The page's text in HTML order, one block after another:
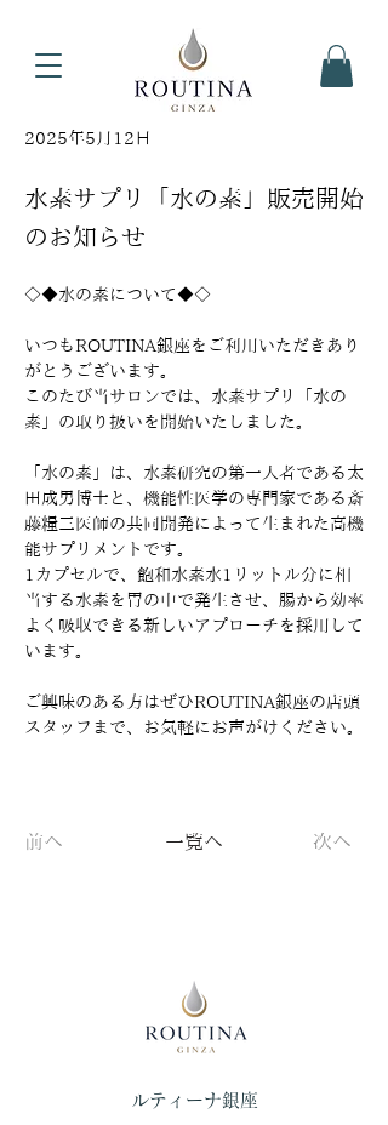
2025年5月12日
水素サプリ「水の素」販売開始
のお知らせ
◇◆水の素について◆◇
いつもROUTINA銀座をご利用いただきあり
がとうございます。
このたび当サロンでは、水素サプリ「水の
素」の取り扱いを開始いたしました。
「水の素」は、水素研究の第一人者である太
田成男博士と、機能性医学の専門家である斎
藤糧三医師の共同開発によって生まれた高機
能サプリメントです。
1カプセルで、飽和水素水1リットル分に相
当する水素を胃の中で発生させ、腸から効率
よく吸収できる新しいアプローチを採用して
います。
ご興味のある方はぜひROUTINA銀座の店頭
スタッフまで、お気軽にお声がけください。
前へ 一覧へ 次へ
​ルティーナ銀座